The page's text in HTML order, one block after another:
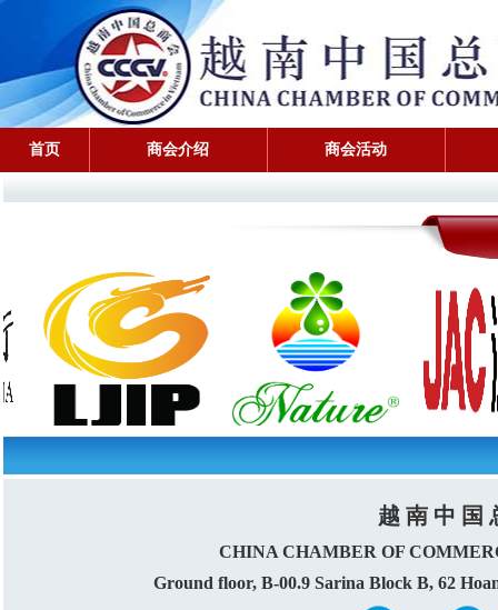
首页 商会介绍 商会活动
越 南 中 国
CHINA CHAMBER OF
Ground floor, B-00.9 Sarina Block B, 62